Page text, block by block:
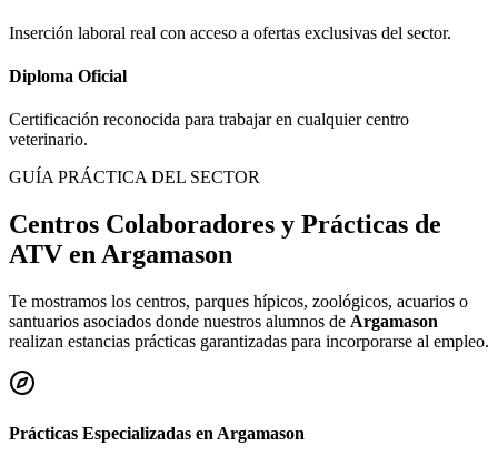
Inserción laboral real con acceso a ofertas exclusivas del sector.
Diploma Oficial
Certificación reconocida para trabajar en cualquier centro
veterinario.
GUÍA PRÁCTICA DEL SECTOR
Centros Colaboradores y Prácticas de
ATV en Argamason
Te mostramos los centros, parques hípicos, zoológicos, acuarios o
santuarios asociados donde nuestros alumnos de Argamason
realizan estancias prácticas garantizadas para incorporarse al empleo.
Prácticas Especializadas en Argamason